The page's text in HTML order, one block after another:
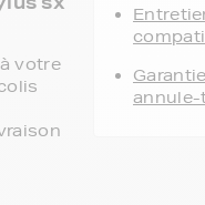
votre
annule-